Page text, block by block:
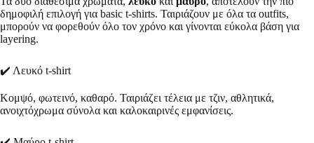
δημοφιλή επιλογή για basic t-shirts. Ταιριάζουν με όλα τα outfits,
μπορούν να φορεθούν όλο τον χρόνο και γίνονται εύκολα βάση για
layering.
✔️ Λευκό t-shirt
Κομψό, φωτεινό, καθαρό. Ταιριάζει τέλεια με τζιν, αθλητικά,
ανοιχτόχρωμα σύνολα και καλοκαιρινές εμφανίσεις.